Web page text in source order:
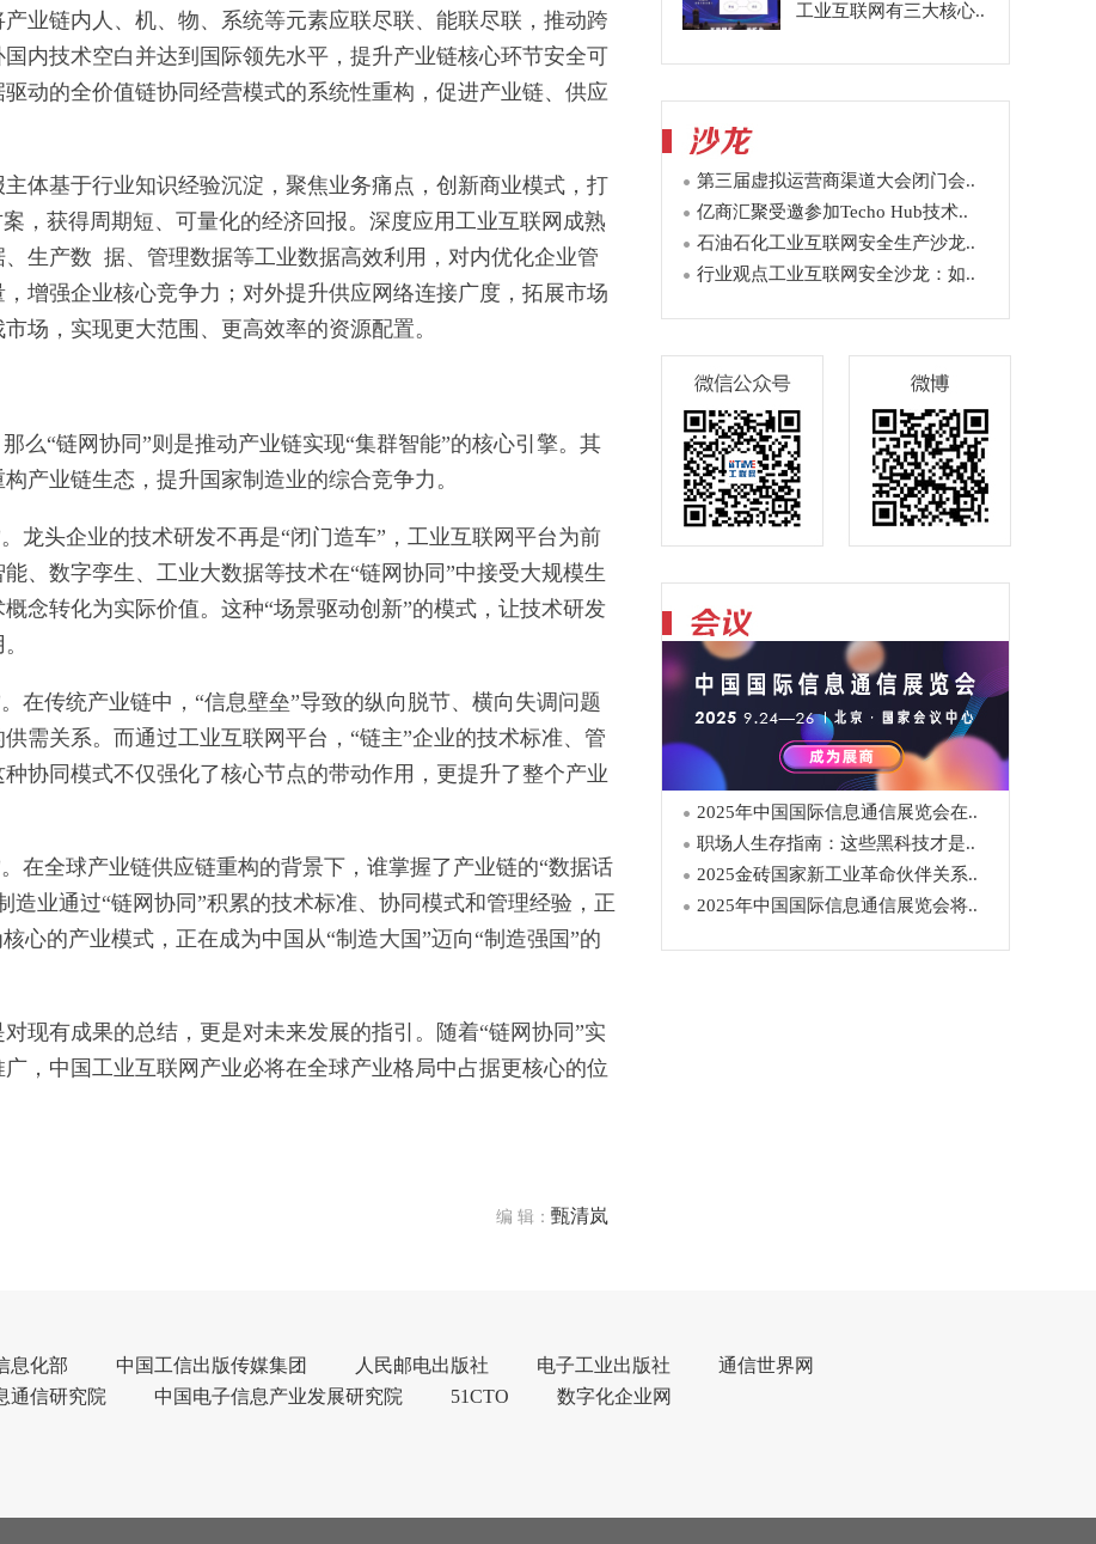
业链内人、机、物、系统等元素应联尽联、能联尽联，推动跨
内技术空白并达到国际领先水平，提升产业链核心环节安全可
动的全价值链协同经营模式的系统性重构，促进产业链、供应
体基于行业知识经验沉淀，聚焦业务痛点，创新商业模式，打
，获得周期短、可量化的经济回报。深度应用工业互联网成熟
生产数 据、管理数据等工业数据高效利用，对内优化企业管
增强企业核心竞争力；对外提升供应网络连接广度，拓展市场
场，实现更大范围、更高效率的资源配置。
么“链网协同”则是推动产业链实现“集群智能”的核心引擎。其
产业链生态，提升国家制造业的综合竞争力。
龙头企业的技术研发不再是“闭门造车”，工业互联网平台为前
、数字孪生、工业大数据等技术在“链网协同”中接受大规模生
念转化为实际价值。这种“场景驱动创新”的模式，让技术研发
在传统产业链中，“信息壁垒”导致的纵向脱节、横向失调问题
需关系。而通过工业互联网平台，“链主”企业的技术标准、管
协同模式不仅强化了核心节点的带动作用，更提升了整个产业
在全球产业链供应链重构的背景下，谁掌握了产业链的“数据话
业通过“链网协同”积累的技术标准、协同模式和管理经验，正
心的产业模式，正在成为中国从“制造大国”迈向“制造强国”的
现有成果的总结，更是对未来发展的指引。随着“链网协同”实
，中国工业互联网产业必将在全球产业格局中占据更核心的位
编 辑： 甄清岚
工业互联网有三大核心..
第三届虚拟运营商渠道大会闭门会..
亿商汇聚受邀参加Techo Hub技术..
石油石化工业互联网安全生产沙龙..
行业观点工业互联网安全沙龙：如..
2025年中国国际信息通信展览会在..
职场人生存指南：这些黑科技才是..
2025金砖国家新工业革命伙伴关系..
2025年中国国际信息通信展览会将..